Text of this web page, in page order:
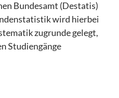
Bundesamt (Destatis)
wird hierbei
zugrunde gelegt,
Studiengänge